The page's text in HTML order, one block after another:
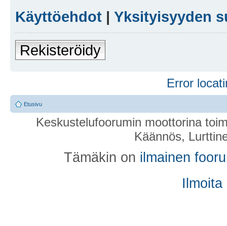
Käyttöehdot | Yksityisyyden
Rekisteröidy
Error
Etusivu
Keskustelufoorumin moottorina
Käännös,
Tämäkin on ilmainen